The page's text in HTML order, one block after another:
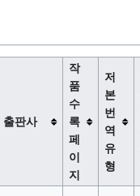
출판사
작
품
수
록
페
이
지
저
본
번
역
유
형